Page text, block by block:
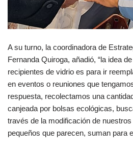
A su turno, la coordinadora de
Fernanda Quiroga, añadió, “la idea
recipientes de vidrio es para ir
en eventos o reuniones que
respuesta, recolectamos una
canjeada por bolsas ecológicas,
través de la modificación de
pequeños que parecen, suman para